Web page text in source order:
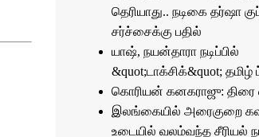
தெரியாது.. நடிகை தர்ஷா
சர்ச்சைக்கு பதில்
யாஷ், நயன்தாரா நடிப்பில்
&quot;டாக்சிக்&quot; தமிழ்
கொரியன் கனகராஜு: திரை
இலங்கையில் அரைகுறை
உடையில் வலம்வந்த சீரியல்